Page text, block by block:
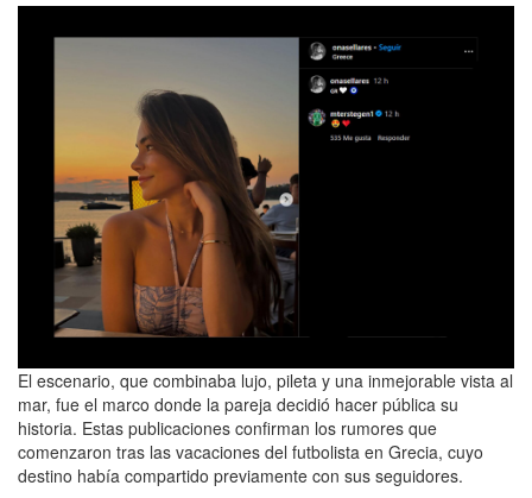
El escenario, que combinaba lujo, pileta y una inmejorable vista al
mar, fue el marco donde la pareja decidió hacer pública su
historia. Estas publicaciones confirman los rumores que
comenzaron tras las vacaciones del futbolista en Grecia, cuyo
destino había compartido previamente con sus seguidores.